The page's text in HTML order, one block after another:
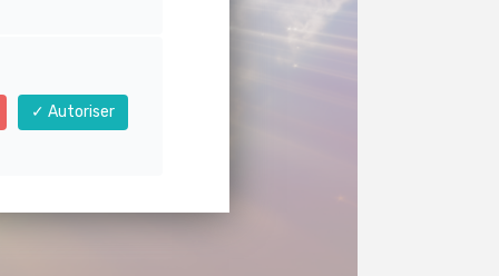
Autoriser